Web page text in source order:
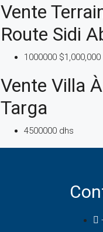
Vente
Route Sidi
1000000 $1,000,000
Vente Villa
Targa
4500000 dhs